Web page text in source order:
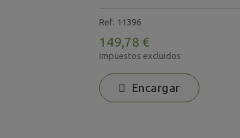
Ref: 11396
149,78 €
Impuestos excluidos
Encargar